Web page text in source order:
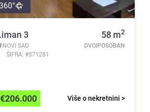
3
NOVI SAD
ŠIFRA: #571281
58 m2
DVOIPOSOBAN
Više o nekretnini >
€206.000